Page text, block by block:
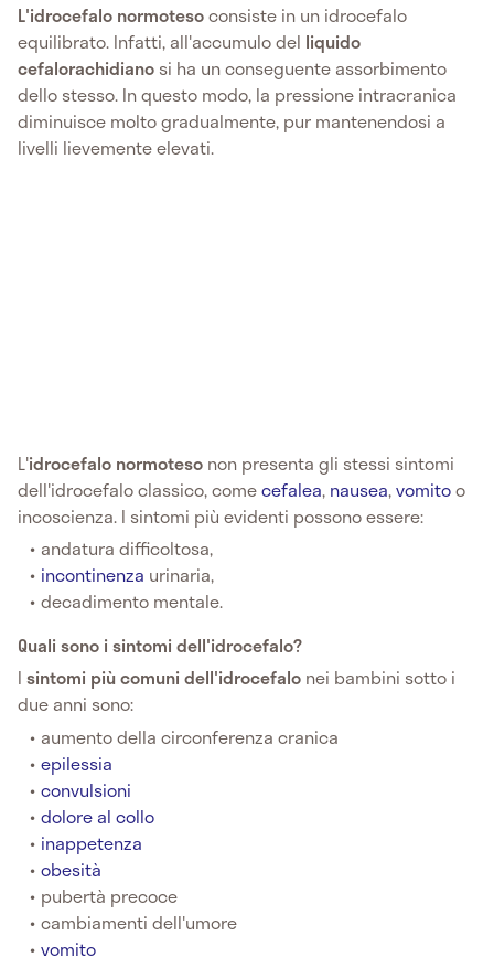
L'idrocefalo normotesoconsiste in un idrocefalo
equilibrato. Infatti, all'accumulo del liquido
cefalorachidiano si ha un conseguente assorbimento
dello stesso. In questo modo, la pressione intracranica
diminuisce molto gradualmente, pur mantenendosi a
livelli lievemente elevati.
L'idrocefalo normoteso non presenta gli stessi sintomi
dell'idrocefalo classico, comecefalea, nausea,vomitoo
incoscienza. I sintomi più evidenti possono essere:
andatura difficoltosa,
incontinenza urinaria,
decadimento mentale.
Quali sono i sintomi dell'idrocefalo?
I sintomi più comuni dell'idrocefalo nei bambini sotto i
due anni sono:
aumento della circonferenza cranica
epilessia
convulsioni
dolore al collo
inappetenza
obesità
pubertà precoce
cambiamenti dell'umore
vomito